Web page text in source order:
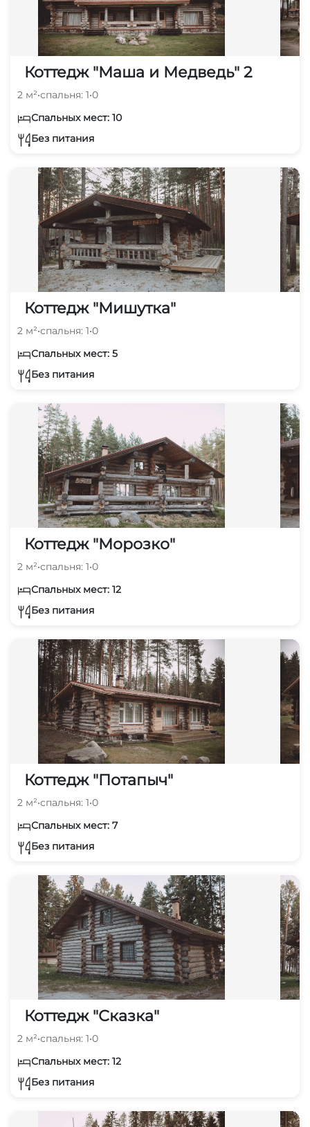
Коттедж "Маша и Медведь" 2
2 м²•спальня: 1•0
Спальных мест: 10
Без питания
Коттедж "Мишутка"
2 м²•спальня: 1•0
Спальных мест: 5
Без питания
Коттедж "Морозко"
2 м²•спальня: 1•0
Спальных мест: 12
Без питания
Коттедж "Потапыч"
2 м²•спальня: 1•0
Спальных мест: 7
Без питания
Коттедж "Сказка"
2 м²•спальня: 1•0
Спальных мест: 12
Без питания